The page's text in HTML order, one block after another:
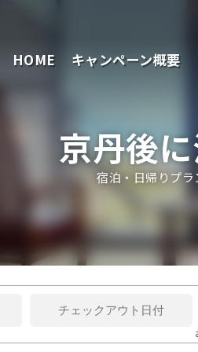
HOME キャンペーン概要
京丹後
宿泊・日帰りプ